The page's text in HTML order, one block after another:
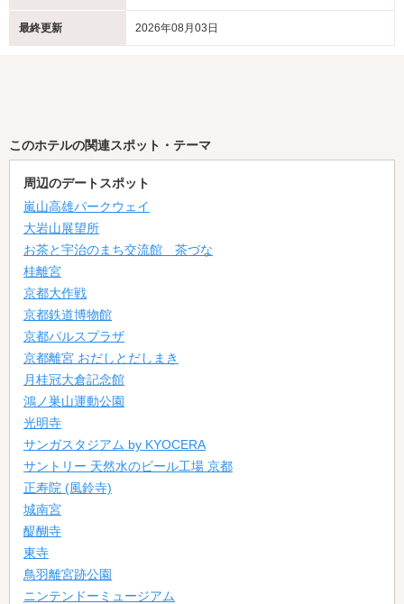
最終更新 2026年08月03日
このホテルの関連スポット・テーマ
周辺のデートスポット
嵐山高雄パークウェイ
大岩山展望所
お茶と宇治のまち交流館 茶づな
桂離宮
京都大作戦
京都鉄道博物館
京都パルスプラザ
京都離宮 おだしとだしまき
月桂冠大倉記念館
鴻ノ巣山運動公園
光明寺
サンガスタジアム by KYOCERA
サントリー 天然水のビール工場 京都
正寿院 (風鈴寺)
城南宮
醍醐寺
東寺
鳥羽離宮跡公園
ニンテンドーミュージアム